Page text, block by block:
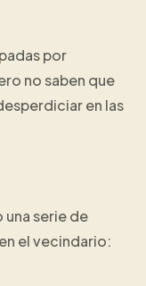
por
no saben que
en las
serie de
el vecindario: